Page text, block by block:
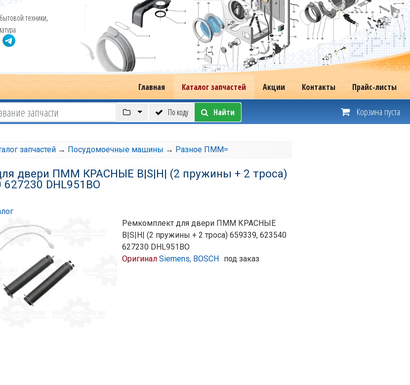
техники,
Главная Каталог запчастей Акции Контакты Прайс-листы
По коду Найти Корзина пуста
запчастей → Посудомоечные машины → Разное ПММ=
двери ПММ КРАСНЫЕ B|S|H| (2 пружины + 2 троса)
DHL951BO
Ремкомплект для двери ПММ КРАСНЫЕ
B|S|H| (2 пружины + 2 троса) 659339, 623540
627230 DHL951BO
Оригинал Siemens, BOSCH под заказ